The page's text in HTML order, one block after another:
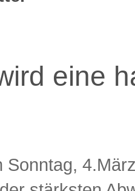
eine
Sonntag,